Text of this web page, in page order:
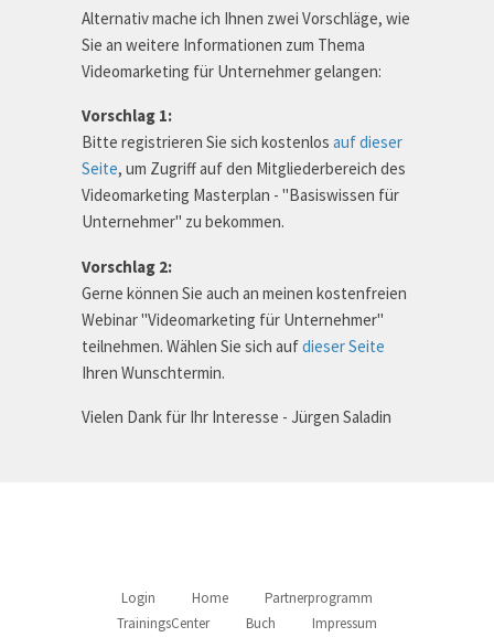
Alternativ mache ich Ihnen zwei Vorschläge, wie
Sie an weitere Informationen zum Thema
Videomarketing für Unternehmer gelangen:
Vorschlag 1:
Bitte registrieren Sie sich kostenlos auf dieser
Seite, um Zugriff auf den Mitgliederbereich des
Videomarketing Masterplan - "Basiswissen für
Unternehmer" zu bekommen.
Vorschlag 2:
Gerne können Sie auch an meinen kostenfreien
Webinar "Videomarketing für Unternehmer"
teilnehmen. Wählen Sie sich aufdieser Seite
Ihren Wunschtermin.
Vielen Dank für Ihr Interesse - Jürgen Saladin
Login Home
Partnerprogramm
TrainingsCenter
Buch Impressum